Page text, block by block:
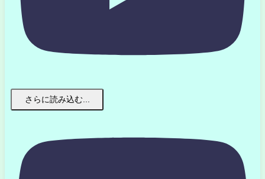
さらに読み込む...